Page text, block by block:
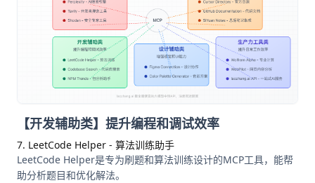
【开发辅助类】提升编程和调试效率
7. LeetCode Helper - 算法训练助手
LeetCode Helper是专为刷题和算法训练设计的MCP工具，能帮
助分析题目和优化解法。